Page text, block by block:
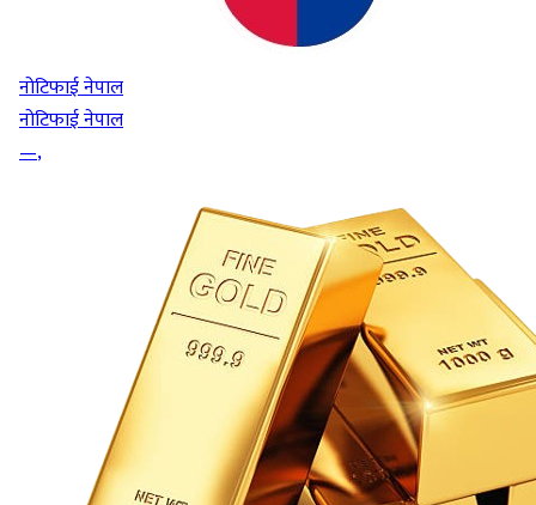
नोटिफाई नेपाल
नोटिफाई नेपाल
—,